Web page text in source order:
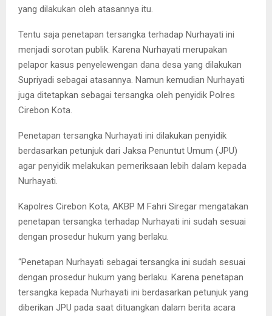
yang dilakukan oleh atasannya itu.
Tentu saja penetapan tersangka terhadap Nurhayati ini
menjadi sorotan publik. Karena Nurhayati merupakan
pelapor kasus penyelewengan dana desa yang dilakukan
Supriyadi sebagai atasannya. Namun kemudian Nurhayati
juga ditetapkan sebagai tersangka oleh penyidik Polres
Cirebon Kota.
Penetapan tersangka Nurhayati ini dilakukan penyidik
berdasarkan petunjuk dari Jaksa Penuntut Umum (JPU)
agar penyidik melakukan pemeriksaan lebih dalam kepada
Nurhayati.
Kapolres Cirebon Kota, AKBP M Fahri Siregar mengatakan
penetapan tersangka terhadap Nurhayati ini sudah sesuai
dengan prosedur hukum yang berlaku.
“Penetapan Nurhayati sebagai tersangka ini sudah sesuai
dengan prosedur hukum yang berlaku. Karena penetapan
tersangka kepada Nurhayati ini berdasarkan petunjuk yang
diberikan JPU pada saat dituangkan dalam berita acara